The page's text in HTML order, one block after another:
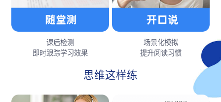
课后检测
即时跟踪学习效果
场景化模拟
提升阅读习惯
思维这样练